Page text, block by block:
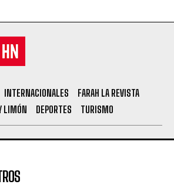
INTERNACIONALES
FARAH LA REVISTA
LIMÓN DEPORTES TURISMO